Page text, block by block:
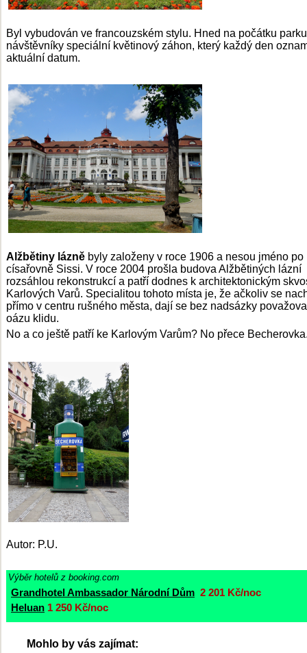
Byl vybudován ve francouzském stylu. Hned na počátku
návštěvníky speciální květinový záhon, který každý den
aktuální datum.
Alžbětiny lázně byly založeny v roce 1906 a nesou jméno po
císařovně Sissi. V roce 2004 prošla budova Alžbětiných lázní
rozsáhlou rekonstrukcí a patří dodnes k architektonickým
Karlových Varů. Specialitou tohoto místa je, že ačkoliv se
přímo v centru rušného města, dají se bez nadsázky
oázu klidu.
No a co ještě patří ke Karlovým Varům? No přece
Autor: P.U.
Výběr hotelů z booking.com
Grandhotel Ambassador Národní Dům 2 201 Kč/noc
Heluan 1 250 Kč/noc
Mohlo by vás zajímat: